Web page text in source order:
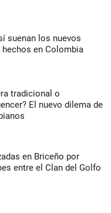
suenan los nuevos
en Colombia
tradicional o
El nuevo dilema de
en Briceño por
entre el Clan del Golfo